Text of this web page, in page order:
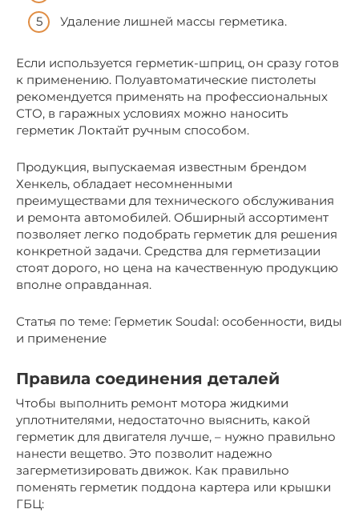
Удаление лишней массы герметика.
Если используется герметик-шприц, он сразу готов
к применению. Полуавтоматические пистолеты
рекомендуется применять на профессиональных
СТО, в гаражных условиях можно наносить
герметик Локтайт ручным способом.
Продукция, выпускаемая известным брендом
Хенкель, обладает несомненными
преимуществами для технического обслуживания
и ремонта автомобилей. Обширный ассортимент
позволяет легко подобрать герметик для решения
конкретной задачи. Средства для герметизации
стоят дорого, но цена на качественную продукцию
вполне оправданная.
Статья по теме: Герметик Soudal: особенности, виды
и применение
Правила соединения деталей
Чтобы выполнить ремонт мотора жидкими
уплотнителями, недостаточно выяснить, какой
герметик для двигателя лучше, – нужно правильно
нанести вещетво. Это позволит надежно
загерметизировать движок. Как правильно
поменять герметик поддона картера или крышки
ГБЦ: